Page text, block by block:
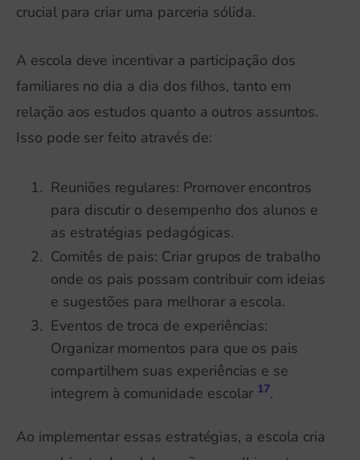
crucial para criar uma parceria sólida.
A escola deve incentivar a participação dos
familiares no dia a dia dos filhos, tanto em
relação aos estudos quanto a outros assuntos.
Isso pode ser feito através de:
Reuniões regulares: Promover encontros
para discutir o desempenho dos alunos e
as estratégias pedagógicas.
Comitês de pais: Criar grupos de trabalho
onde os pais possam contribuir com ideias
e sugestões para melhorar a escola.
Eventos de troca de experiências:
Organizar momentos para que os pais
compartilhem suas experiências e se
integrem à comunidade escolar 17.
Ao implementar essas estratégias, a escola cria